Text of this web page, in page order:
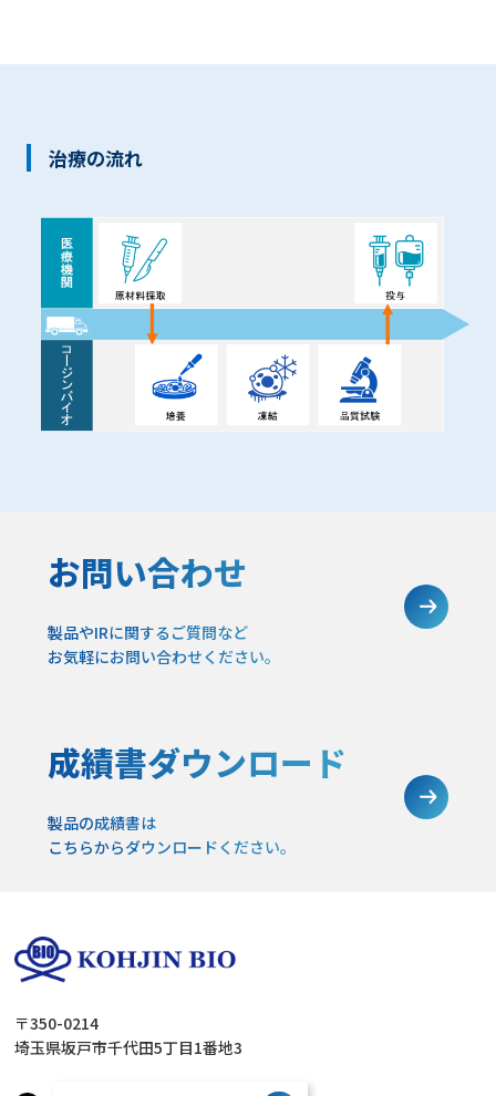
治療の流れ
お問い合わせ
製品やIRに関するご質問など
お気軽にお問い合わせください。
成績書ダウンロード
製品の成績書は
こちらからダウンロードください。
〒350-0214
埼玉県坂戸市千代田5丁目1番地3